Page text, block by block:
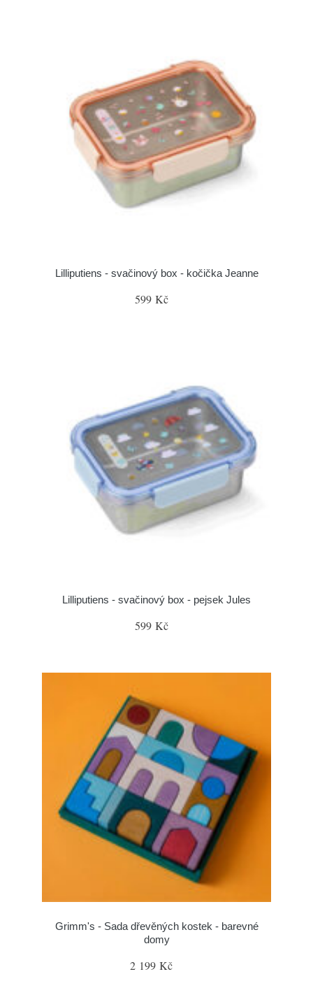
Lilliputiens - svačinový box - kočička Jeanne
599 Kč
Lilliputiens - svačinový box - pejsek Jules
599 Kč
Grimm's - Sada dřevěných kostek - barevné
domy
2 199 Kč